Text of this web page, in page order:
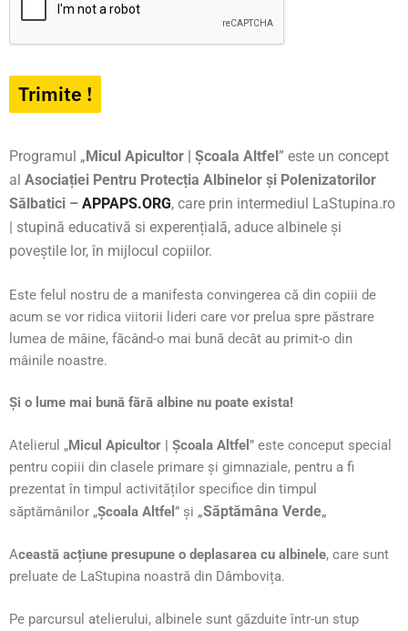
Trimite !
Programul „Micul Apicultor | Școala Altfel” este un concept
al Asociației Pentru Protecția Albinelor și Polenizatorilor
Sălbatici – APPAPS.ORG, care prin intermediul LaStupina.ro
| stupină educativă si experențială, aduce albinele și
poveștile lor, în mijlocul copiilor.
Este felul nostru de a manifesta convingerea că din copiii de
acum se vor ridica viitorii lideri care vor prelua spre păstrare
lumea de mâine, făcând-o mai bună decât au primit-o din
mâinile noastre.
Și o lume mai bună fără albine nu poate exista!
Atelierul „Micul Apicultor | Școala Altfel ” este conceput special
pentru copiii din clasele primare și gimnaziale, pentru a fi
prezentat în timpul activităților specifice din timpul
săptămânilor „Școala Altfel ” și „Săptămâna Verde„
Această acțiune presupune o deplasarea cu albinele, care sunt
preluate de LaStupina noastră din Dâmbovița.
Pe parcursul atelierului, albinele sunt găzduite într-un stup